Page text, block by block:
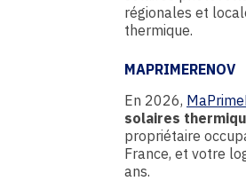
régionales et
thermique.
MAPRIMERENOV
En 2026,
solaires
propriétaire
France, et votre
ans.